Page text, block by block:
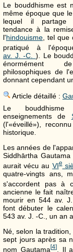
Le bouddhisme est
même époque que le
lequel il partage
tendance à la
l'hindouisme , tel
pratiqué à
av. J. -C.). Le
énormément
philosophiques de
donnant cependant
Article détaillé :
Le
enseignements de
(l'«éveillé»),
historique.
Les années de
Siddhārtha
aurait vécu au VIe
quatre-vingts ans,
s'accordent pas à
ancienne le fait
mourir en 544 av.
font débuter le
543 av. J. -C., un an
Né, selon la tradition,
sept jours après sa
nom Gautama[4]. Il